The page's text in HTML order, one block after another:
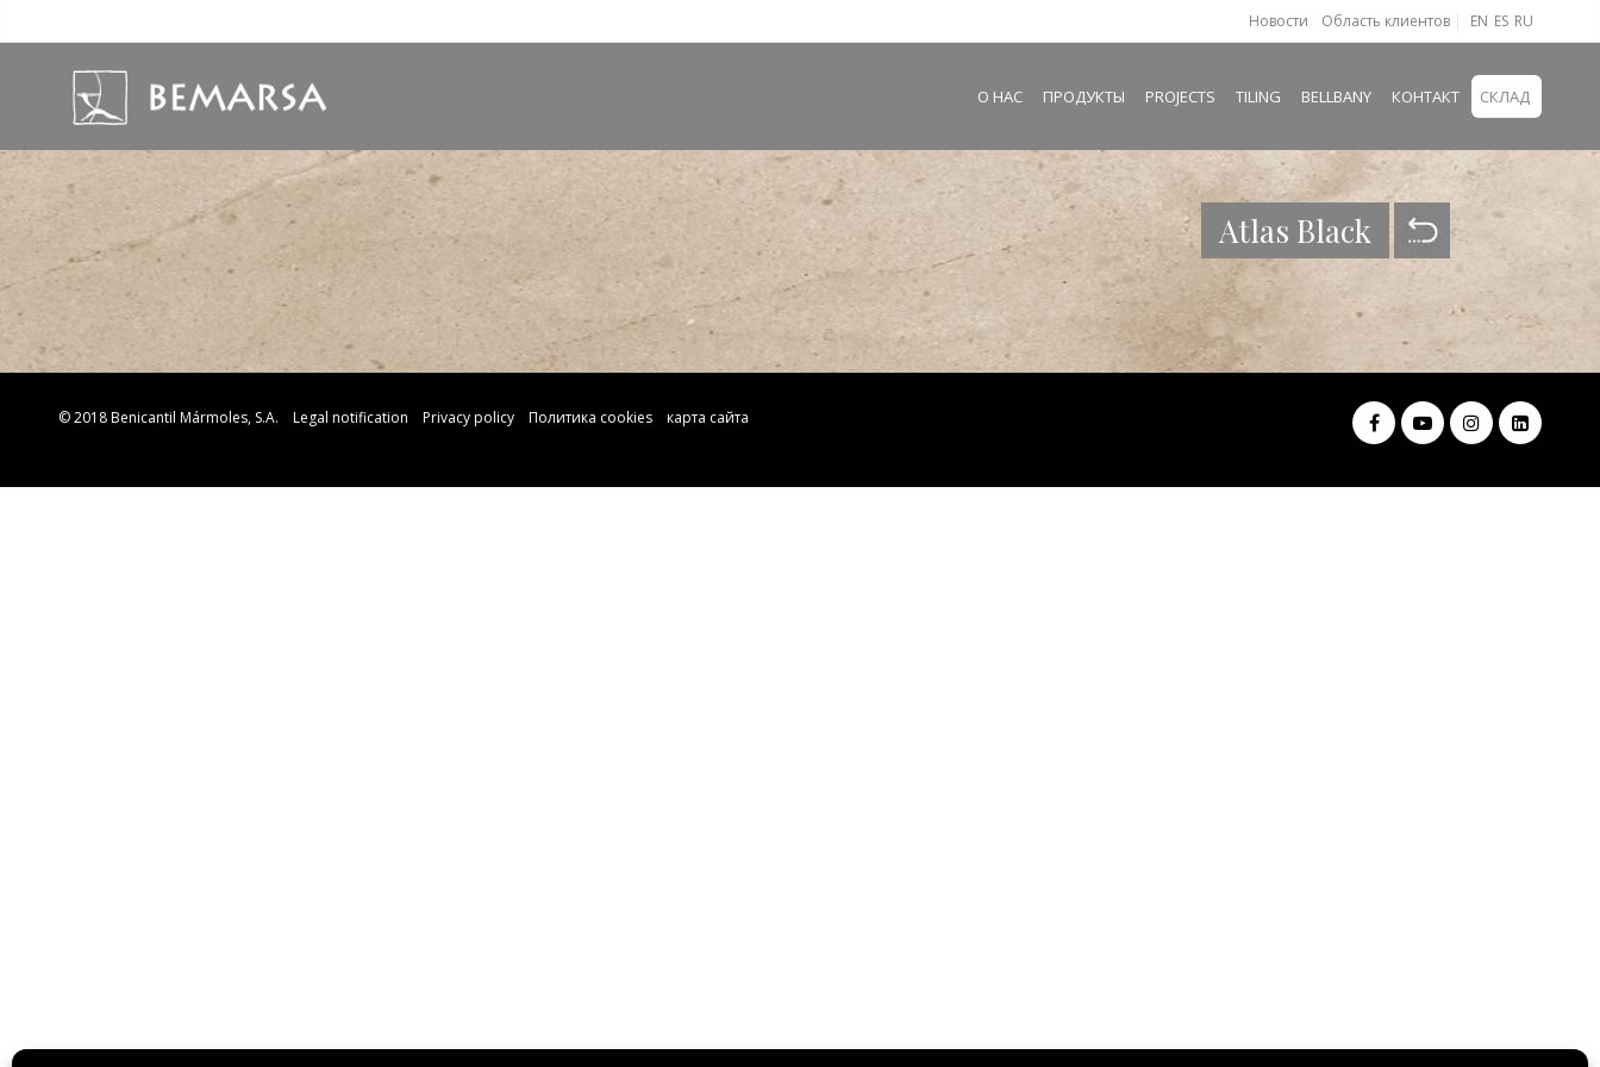
Новости Область клиентов EN ES RU
О НАС ПРОДУКТЫ PROJECTS TILING BELLBANY КОНТАКТ СКЛАД
Atlas Black
© 2018 Benicantil Mármoles, S.A. Legal notification Privacy policy Политика cookies карта сайта